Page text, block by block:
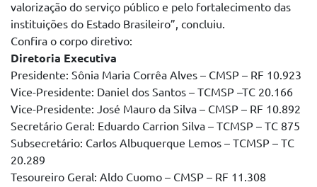
valorização do serviço público e pelo fortalecimento das
instituições do Estado Brasileiro”, concluiu.
Confira o corpo diretivo:
Diretoria Executiva
Presidente: Sônia Maria Corrêa Alves – CMSP – RF 10.923
Vice-Presidente: Daniel dos Santos – TCMSP –TC 20.166
Vice-Presidente: José Mauro da Silva – CMSP – RF 10.892
Secretário Geral: Eduardo Carrion Silva – TCMSP – TC 875
Subsecretário: Carlos Albuquerque Lemos – TCMSP – TC
20.289
Tesoureiro Geral: Aldo Cuomo – CMSP – RF 11.308